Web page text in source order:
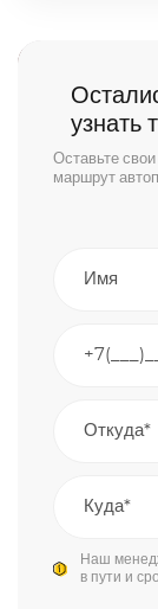
узнать
Оставьте
маршрут
Наш
в пути и